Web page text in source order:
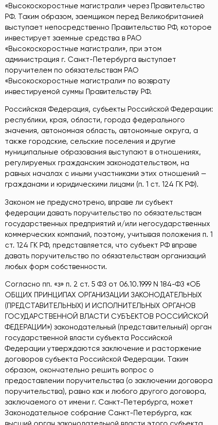
«Высокоскоростные магистрали» через Правительство
РФ. Таким образом, заемщиком перед Великобританией
выступает непосредственно Правительство РФ, которое
инвестирует заемные средства в РАО
«Высокоскоростные магистрали», при этом
администрация г. Санкт-Петербурга выступает
поручителем по обязательствам РАО
«Высокоскоростные магистрали» по возврату
инвестируемой суммы Правительству РФ.
Российская Федерация, субъекты Российской Федерации:
республики, края, области, города федерального
значения, автономная область, автономные округа, а
также городские, сельские поселения и другие
муниципальные образования выступают в отношениях,
регулируемых гражданским законодательством, на
равных началах с иными участниками этих отношений —
гражданами и юридическими лицами (п. 1 ст. 124 ГК РФ).
Законом не предусмотрено, вправе ли субъект
федерации давать поручительство по обязательствам
государственных предприятий и/или негосударственных
коммерческих компаний, поэтому, учитывая положения п. 1
ст. 124 ГК РФ, представляется, что субъект РФ вправе
давать поручительство по обязательствам организаций
любых форм собственности.
Согласно пп. «з» п. 2 ст. 5 ФЗ от 06.10.1999 N 184-ФЗ «ОБ
ОБЩИХ ПРИНЦИПАХ ОРГАНИЗАЦИИ ЗАКОНОДАТЕЛЬНЫХ
(ПРЕДСТАВИТЕЛЬНЫХ) И ИСПОЛНИТЕЛЬНЫХ ОРГАНОВ
ГОСУДАРСТВЕННОЙ ВЛАСТИ СУБЪЕКТОВ РОССИЙСКОЙ
ФЕДЕРАЦИИ») законодательный (представительный) орган
государственной власти субъекта Российской
Федерации утверждаются заключение и расторжение
договоров субъекта Российской Федерации. Таким
образом, окончательно решить вопрос о
предоставлении поручительства (о заключении договора
поручительства), равно как и любого другого договора,
заключаемого от имени г. Санкт-Петербурга, может
Законодательное собрание Санкт-Петербурга, как